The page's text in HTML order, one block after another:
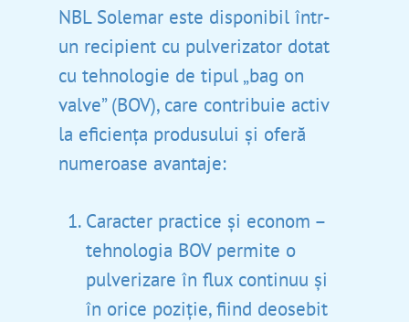
NBL Solemar este disponibil într-
un recipient cu pulverizator dotat
cu tehnologie de tipul „bag on
valve” (BOV), care contribuie activ
la eficiența produsului și oferă
numeroase avantaje:
Caracter practice și econom –
tehnologia BOV permite o
pulverizare în flux continuu și
în orice poziție, fiind deosebit
Principala
Produse
NBL Probiotic
NBL Probiotic Gold
NBL Formula
NBL Osteo Formula
NBL Pregna Formula
Chondroitin
NBL Glucosamine &
NBL Fish Oil Jr.
NBL Solemar
Avantajele
NBL Probiotic
NBL Glucosamine &
MSM
Coduri QR
Modul Sănătos De Viață
Unde Pot Găsi
Contacte